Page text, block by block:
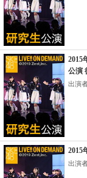
2015
公演
出演
2015
出演